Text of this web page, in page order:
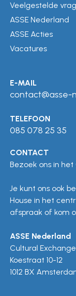
Veelgestelde
ASSE Nederland
ASSE Acties
Vacatures
E-MAIL
contact@asse-
TELEFOON
085 078 25 35
CONTACT
Bezoek ons in het
Je kunt ons ook
House in het
afspraak of kom
ASSE Nederland
Cultural
Koestraat 10-12
1012 BX